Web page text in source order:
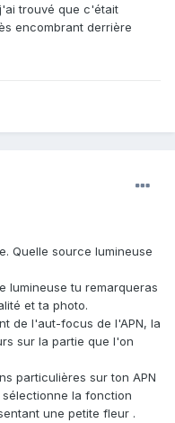
trouvé que c'était
encombrant derrière
Quelle source lumineuse
lumineuse tu remarqueras
et ta photo.
de l'aut-focus de l'APN, la
sur la partie que l'on
particulières sur ton APN
la fonction
une petite fleur .